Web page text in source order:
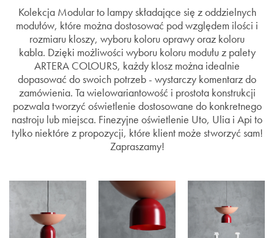
Kolekcja Modular to lampy składające się z oddzielnych
modułów, które można dostosować pod względem ilości i
rozmiaru kloszy, wyboru koloru oprawy oraz koloru
kabla. Dzięki możliwości wyboru koloru modułu z palety
ARTERA COLOURS, każdy klosz można idealnie
dopasować do swoich potrzeb - wystarczy komentarz do
zamówienia. Ta wielowariantowość i prostota konstrukcji
pozwala tworzyć oświetlenie dostosowane do konkretnego
nastroju lub miejsca. Finezyjne oświetlenie Uto, Ulia i Api to
tylko niektóre z propozycji, które klient może stworzyć sam!
Zapraszamy!